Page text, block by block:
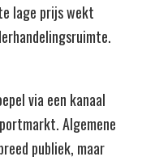
lage prijs wekt
via een kanaal
Algemene
publiek, maar